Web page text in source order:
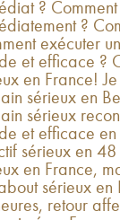
?
?
exécuter
et efficace ?
en France!
sérieux en
sérieux
et efficace
sérieux en
en France,
sérieux en
retour